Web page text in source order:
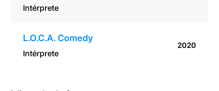
Intérprete
L.O.C.A. Comedy
Intérprete
2020